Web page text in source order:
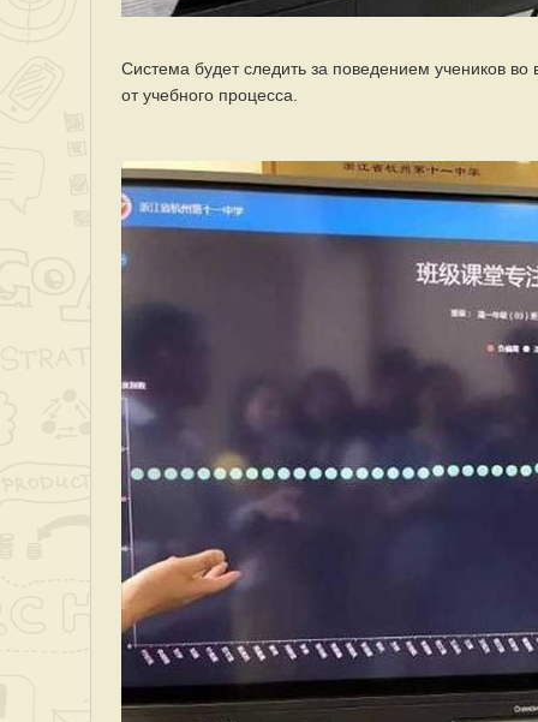
Система будет следить за поведением учеников во
от учебного процесса.